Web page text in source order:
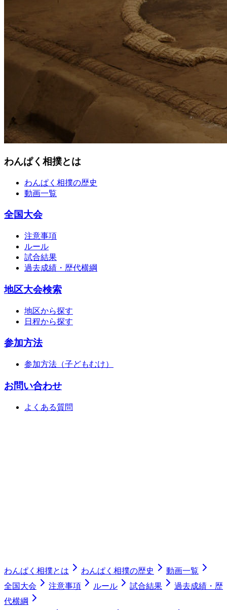
わんぱく相撲とは
わんぱく相撲の歴史
動画一覧
全国大会
注意事項
ルール
試合結果
過去成績・歴代横綱
地区大会検索
地区から探す
日程から探す
参加方法
参加方法（子どもむけ）
お問い合わせ
よくある質問
わんぱく相撲とは わんぱく相撲の歴史
動画一覧
全国大会
注意事項 ルール 試合結果
過去成績・歴
代横綱